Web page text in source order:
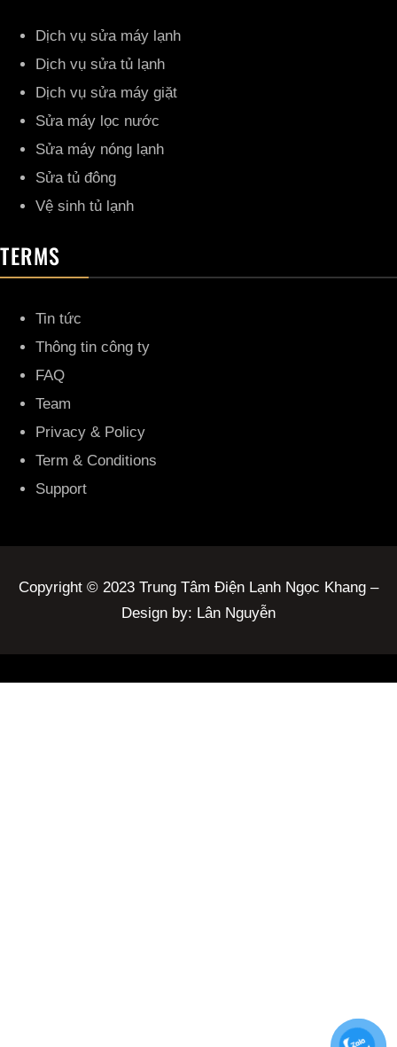
Dịch vụ sửa máy lạnh
Dịch vụ sửa tủ lạnh
Dịch vụ sửa máy giặt
Sửa máy lọc nước
Sửa máy nóng lạnh
Sửa tủ đông
Vệ sinh tủ lạnh
TERMS
Tin tức
Thông tin công ty
FAQ
Team
Privacy & Policy
Term & Conditions
Support
Copyright © 2023 Trung Tâm Điện Lạnh Ngọc Khang –
Design by: Lân Nguyễn